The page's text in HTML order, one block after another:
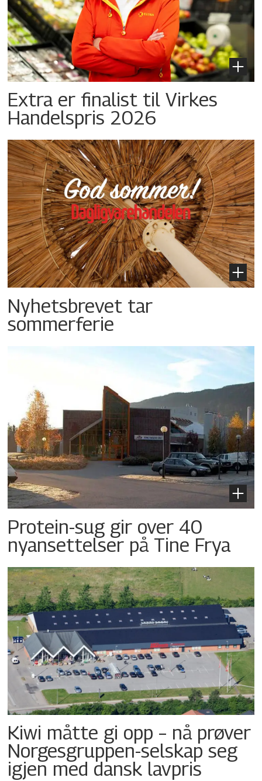
Extra er finalist til Virkes
Handelspris 2026
Nyhetsbrevet tar
sommerferie
Protein-sug gir over 40
nyansettelser på Tine Frya
Kiwi måtte gi opp – nå prøver
Norgesgruppen-selskap seg
igjen med dansk lavpris